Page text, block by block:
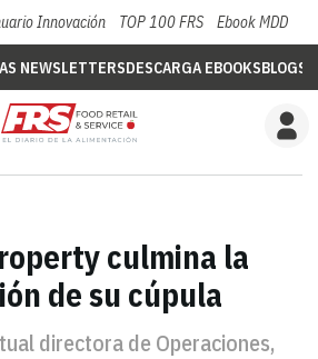
Innovación TOP 100 FRS Ebook MDD
NEWSLETTERSDESCARGA EBOOKSBLOGS
culmina la
de su cúpula
directora de Operaciones,